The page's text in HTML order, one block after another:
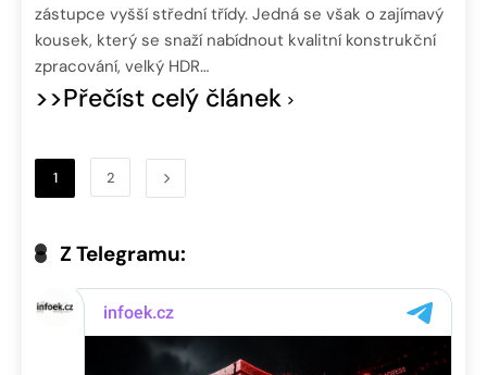
zástupce vyšší střední třídy. Jedná se však o zajímavý
kousek, který se snaží nabídnout kvalitní konstrukční
zpracování, velký HDR…
>>Přečíst celý článek
1 2
Z Telegramu: